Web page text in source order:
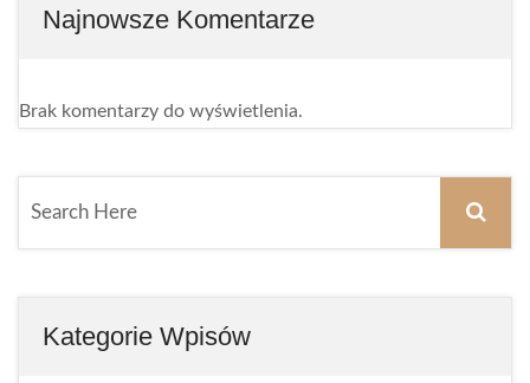
Najnowsze Komentarze
Brak komentarzy do wyświetlenia.
Kategorie Wpisów